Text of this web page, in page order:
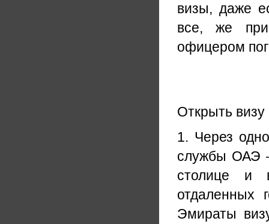
визы, даже
все, же
офицером
Открыть
1. Через
службы ОАЭ
столице и
отдаленных
Эмираты